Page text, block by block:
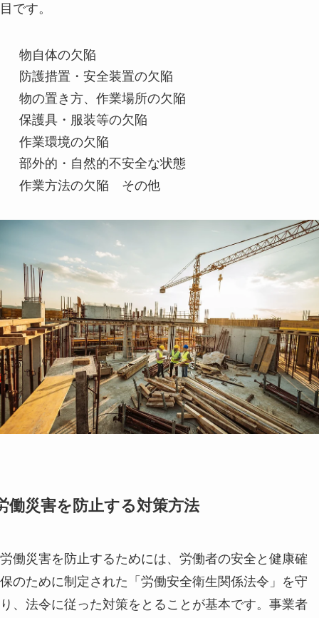
目です。
物自体の欠陥
防護措置・安全装置の欠陥
物の置き方、作業場所の欠陥
保護具・服装等の欠陥
作業環境の欠陥
部外的・自然的不安全な状態
作業方法の欠陥 その他
働災害を防止する対策方法
労働災害を防止するためには、労働者の安全と健康確
保のために制定された「労働安全衛生関係法令」を守
り、法令に従った対策をとることが基本です。事業者